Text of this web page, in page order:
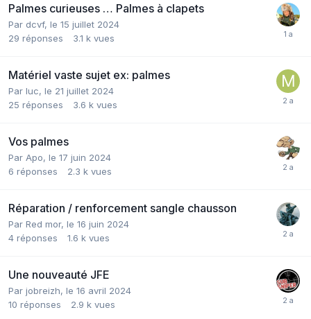
Palmes curieuses … Palmes à clapets
Par dcvf, le 15 juillet 2024
29 réponses 3.1 k vues
Matériel vaste sujet ex: palmes
Par luc, le 21 juillet 2024
25 réponses 3.6 k vues
Vos palmes
Par Apo, le 17 juin 2024
6 réponses 2.3 k vues
Réparation / renforcement sangle chausson
Par Red mor, le 16 juin 2024
4 réponses 1.6 k vues
Une nouveauté JFE
Par jobreizh, le 16 avril 2024
10 réponses 2.9 k vues